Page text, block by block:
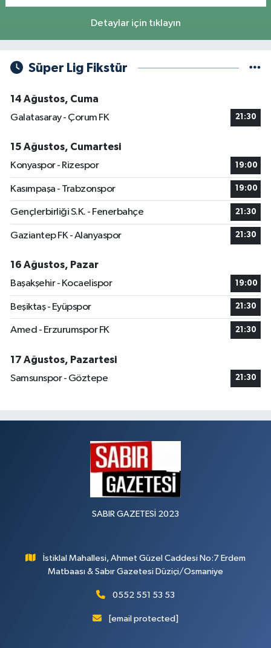
Detaylar için tıklayın
Süper Lig Fikstür
14 Ağustos, Cuma
Galatasaray - Çorum FK
21:30
15 Ağustos, Cumartesi
Konyaspor - Rizespor
19:00
Kasımpaşa - Trabzonspor 19:00
Gençlerbirliği S.K. - Fenerbahçe 21:30
Gaziantep FK - Alanyaspor 21:30
16 Ağustos, Pazar
Başakşehir - Kocaelispor
19:00
Beşiktaş - Eyüpspor 21:30
Amed - Erzurumspor FK 21:30
17 Ağustos, Pazartesi
Samsunspor - Göztepe
21:30
SABIR GAZETESİ 2023
İstiklal Mahallesi, Ahmet Güzel Caddesi No:7 Erdem
Matbaası & Sabır Gazetesi Düziçi/Osmaniye
0552 551 53 53
[email protected]